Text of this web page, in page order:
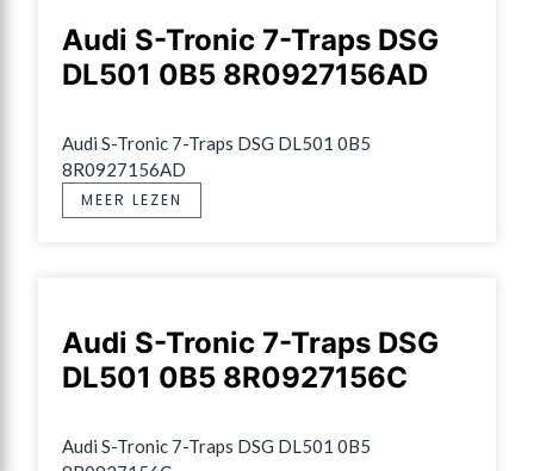
Audi S-Tronic 7-Traps DSG
DL501 0B5 8R0927156AD
Audi S-Tronic 7-Traps DSG DL501 0B5
8R0927156AD
MEER LEZEN
Audi S-Tronic 7-Traps DSG
DL501 0B5 8R0927156C
Audi S-Tronic 7-Traps DSG DL501 0B5